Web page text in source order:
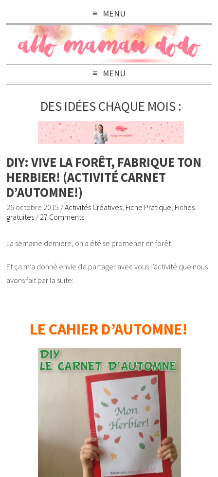
MENU
MENU
DES IDÉES CHAQUE MOIS :
DIY: VIVE LA FORÊT, FABRIQUE TON
HERBIER! (ACTIVITÉ CARNET
D’AUTOMNE!)
26 octobre 2015 /Activités Créatives Fiche Pratique Fiches
gratuites / 27 Comments
La semaine dernière, on a été se promener en forêt!
Et ça m’a donné envie de partager avec vous l’activité que nous
avons fait par la suite:
LE CAHIER D’AUTOMNE!